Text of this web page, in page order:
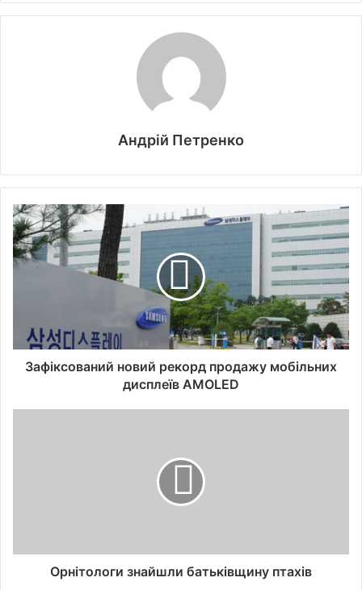
Андрій Петренко
Зафіксований новий рекорд продажу мобільних
дисплеїв AMOLED
Орнітологи знайшли батьківщину птахів